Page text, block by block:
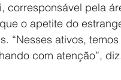
corresponsável pela
o apetite do
“Nesses ativos,
com atenção”,